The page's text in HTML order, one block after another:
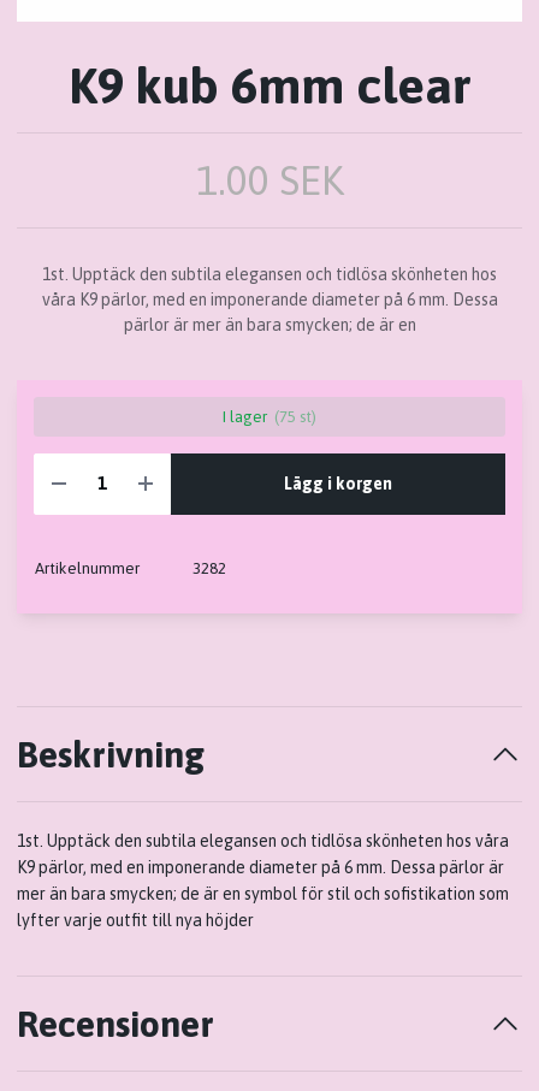
K9 kub 6mm clear
1.00 SEK
1st. Upptäck den subtila elegansen och tidlösa skönheten hos
våra K9 pärlor, med en imponerande diameter på 6 mm. Dessa
pärlor är mer än bara smycken; de är en
I lager (75 st)
Lägg i korgen
Artikelnummer 3282
Beskrivning
1st. Upptäck den subtila elegansen och tidlösa skönheten hos våra
K9 pärlor, med en imponerande diameter på 6 mm. Dessa pärlor är
mer än bara smycken; de är en symbol för stil och sofistikation som
lyfter varje outfit till nya höjder
Recensioner